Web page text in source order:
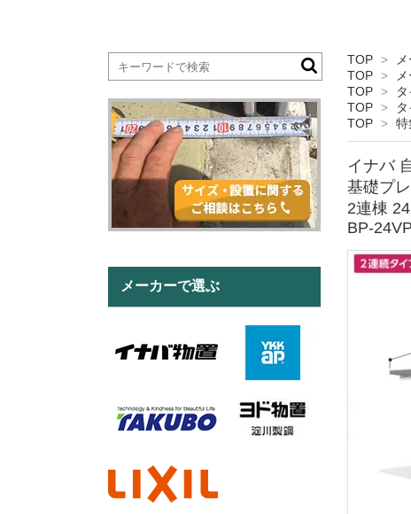
TOP >
TOP >
TOP >
TOP >
TOP > 特
イナバ
基礎プ
2連棟
BP-
メーカーで選ぶ